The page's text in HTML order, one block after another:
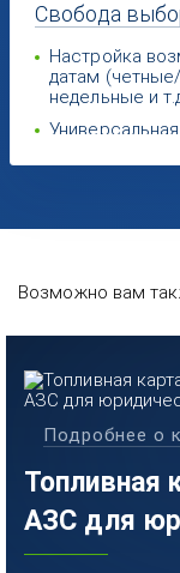
Свобода
Настройка
датам
недельные и
Возможно вам
Топливная
АЗС для
Подробнее о